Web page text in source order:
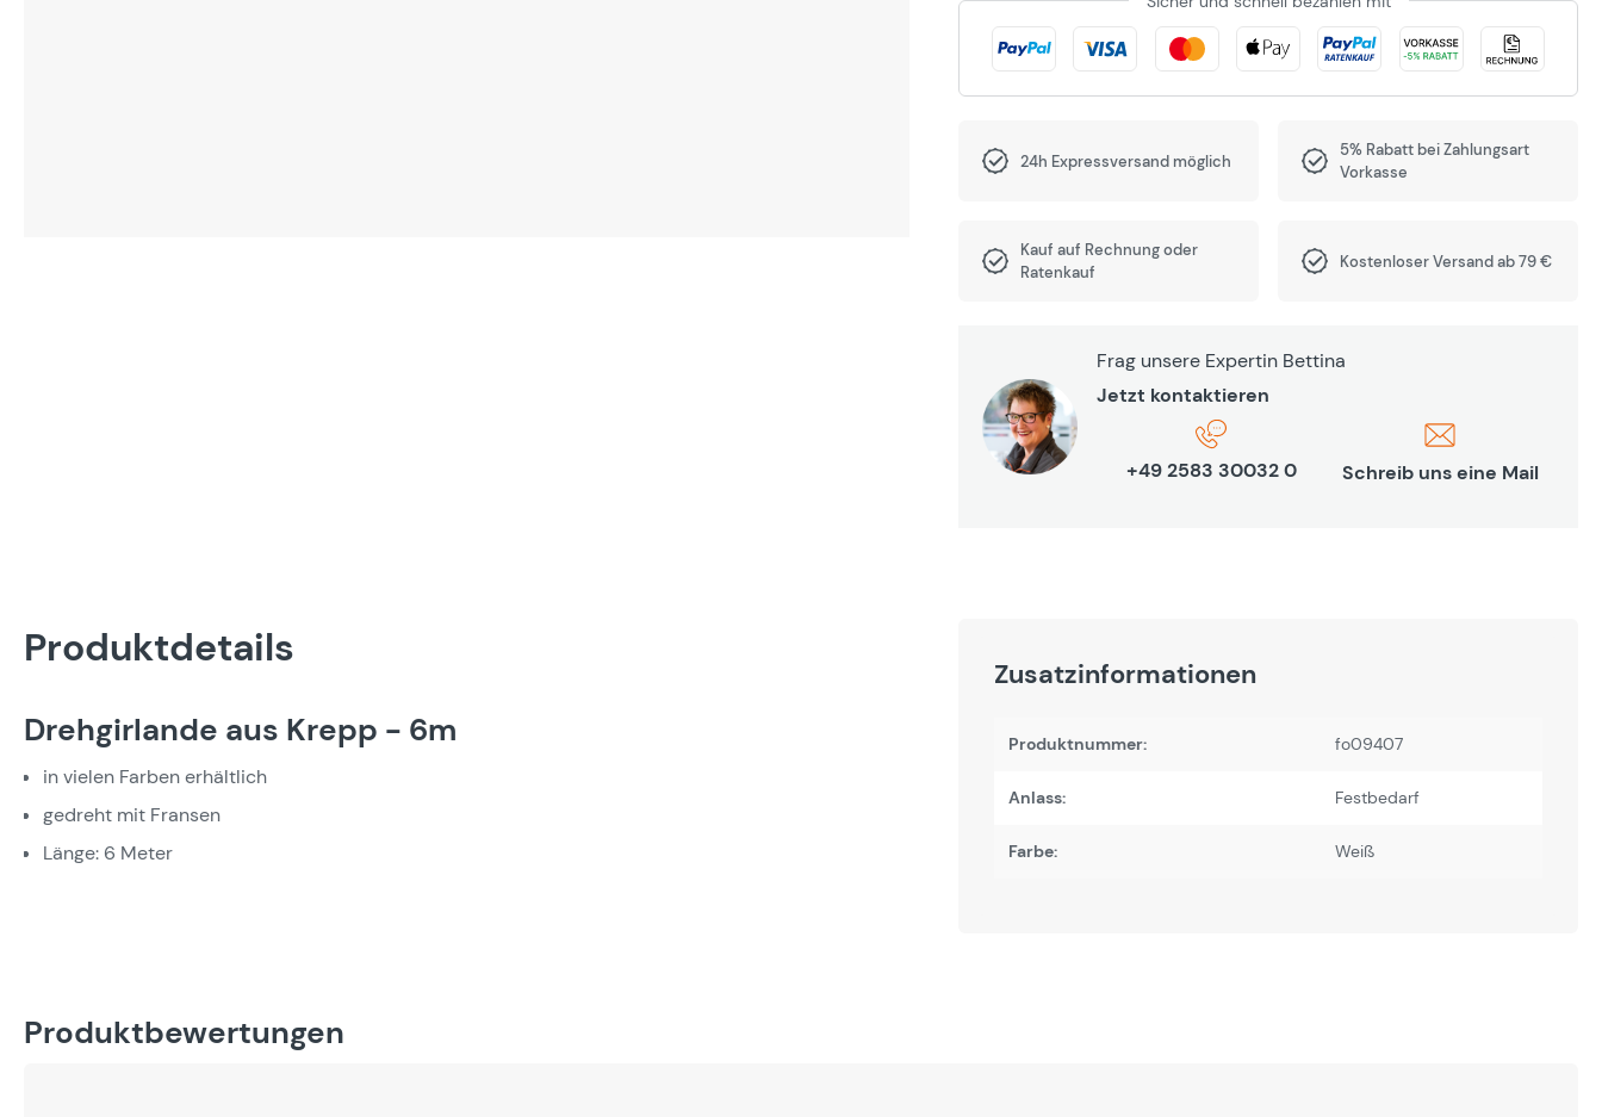
24h Expressversand möglich
5% Rabatt bei Zahlungsart
Vorkasse
Kauf auf Rechnung oder
Ratenkauf
Kostenloser Versand ab 79 €
Frag unsere Expertin Bettina
Jetzt kontaktieren
+49 2583 30032 0 Schreib uns eine Mail
Produktdetails
Drehgirlande aus Krepp - 6m
in vielen Farben erhältlich
gedreht mit Fransen
Länge: 6 Meter
Zusatzinformationen
Produktnummer: fo09407
Anlass: Festbedarf
Farbe: Weiß
Produktbewertungen